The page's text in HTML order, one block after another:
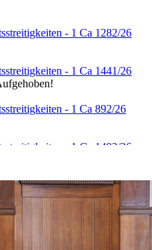
- 1 Ca 1282/26
- 1 Ca 1441/26
- 1 Ca 892/26
- 1 Ca 1492/26
- 1 Ca 1571/26
- 1 Ca 1632/26